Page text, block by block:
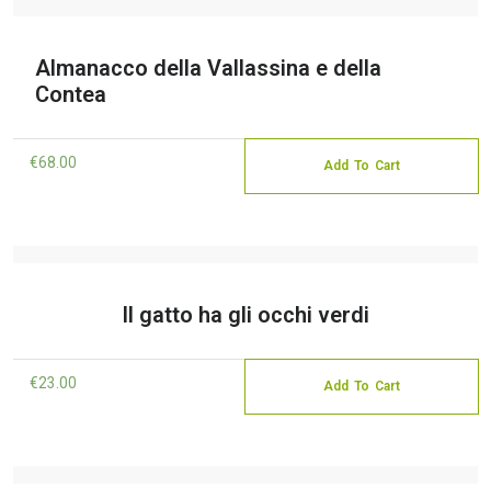
Almanacco della Vallassina e della
Contea
€68.00 Add To Cart
Il gatto ha gli occhi verdi
€23.00 Add To Cart